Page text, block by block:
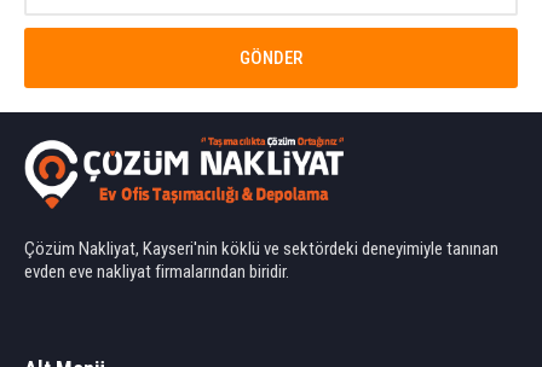
Çözüm Nakliyat, Kayseri'nin köklü ve sektördeki deneyimiyle tanınan
evden eve nakliyat firmalarından biridir.